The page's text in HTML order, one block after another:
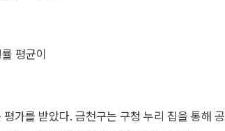
평균이
가를 받았다. 금천구는 구청 누리 집을 통해 공